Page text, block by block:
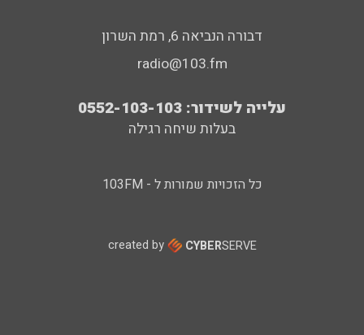
דבורה הנביאה 6, רמת השרון
radio@103.fm
עלייה לשידור: 0552-103-103
בעלות שיחה רגילה
כל הזכויות שמורות ל - 103FM
created by CYBERSERVE